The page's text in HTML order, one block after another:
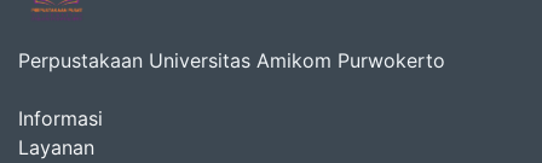
Perpustakaan Universitas Amikom Purwokerto
Informasi
Layanan